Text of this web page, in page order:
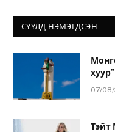
СҮҮЛД НЭМЭГДСЭН
хуур”
07/
Тэйт